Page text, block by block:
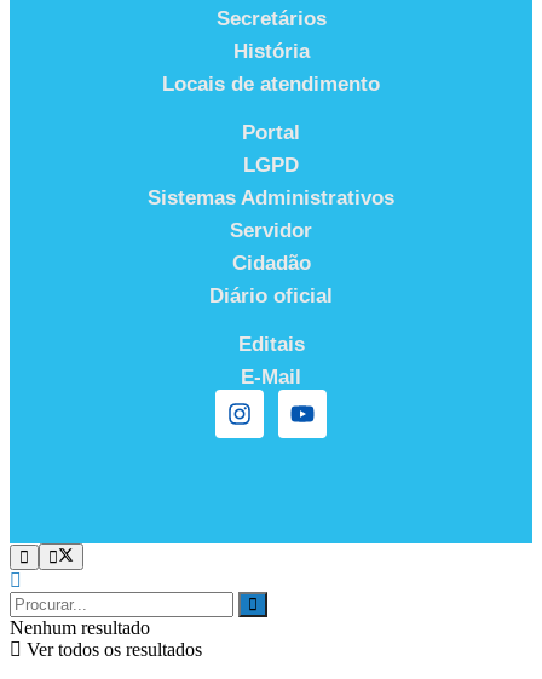
Secretários
História
Locais de atendimento
Portal
LGPD
Sistemas Administrativos
Servidor
Cidadão
Diário oficial
Editais
E-Mail
Nenhum resultado
Ver todos os resultados